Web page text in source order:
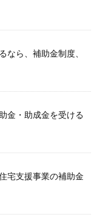
なら、補助金制度、
金・助成金を受ける
宅支援事業の補助金